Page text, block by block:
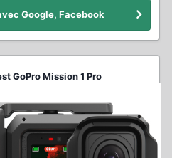
Google, Facebook
GoPro Mission 1 Pro